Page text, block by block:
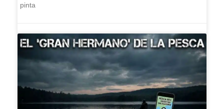
pinta